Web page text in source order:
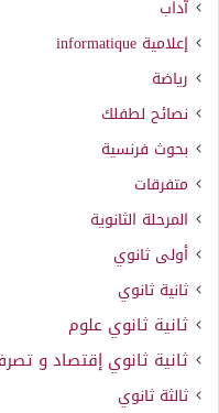
آداب
إعلامية informatique
رياضة
نصائح لطفلك
بحوث فرنسية
متفرقات
المرحلة الثانوية
أولى ثانوي
ثانية ثانوي
ثانية ثانوي علوم
ثانية ثانوي إقتصاد و
ثالثة ثانوي